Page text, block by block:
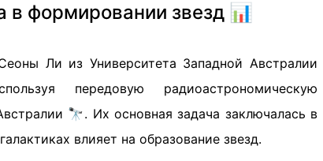
в формировании звезд 📊
Ли из Университета Западной Австралии
передовую радиоастрономическую
🔭. Их основная задача заключалась в
влияет на образование звезд.